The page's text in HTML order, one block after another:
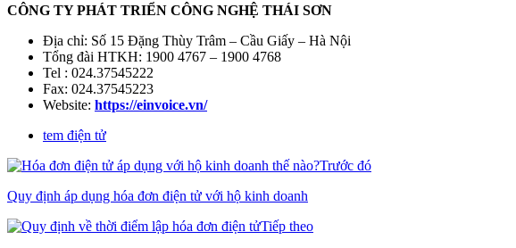
CÔNG TY PHÁT TRIỂN CÔNG NGHỆ THÁI SƠN
Địa chỉ: Số 15 Đặng Thùy Trâm – Cầu Giấy – Hà Nội
Tổng đài HTKH: 1900 4767 – 1900 4768
Tel : 024.37545222
Fax: 024.37545223
Website: https://einvoice.vn/
tem điện tử
Trước đó
Quy định áp dụng hóa đơn điện tử với hộ kinh doanh
Tiếp theo